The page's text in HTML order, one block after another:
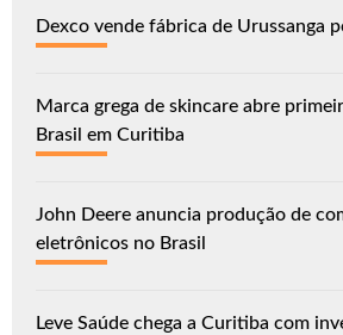
Dexco vende fábrica de Urussanga
Marca grega de skincare abre
Brasil em Curitiba
John Deere anuncia produção de
eletrônicos no Brasil
Leve Saúde chega a Curitiba com